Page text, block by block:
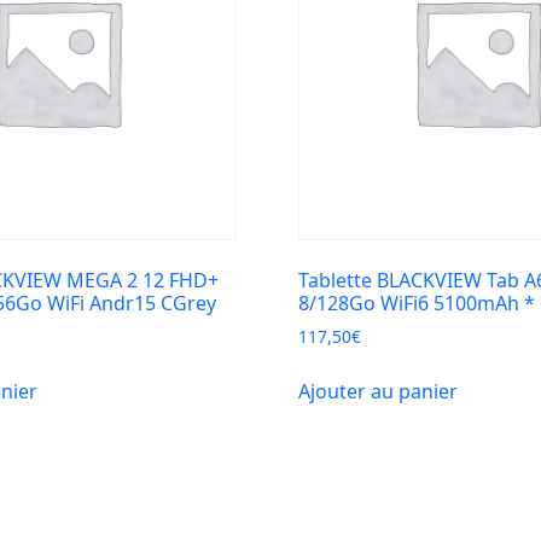
MEGA 2 12 FHD+
WiFi Andr15 CGrey
Tablette BLACKVIEW Tab
8/128Go WiFi6 5100mAh *
117,50€
Ajouter au panier